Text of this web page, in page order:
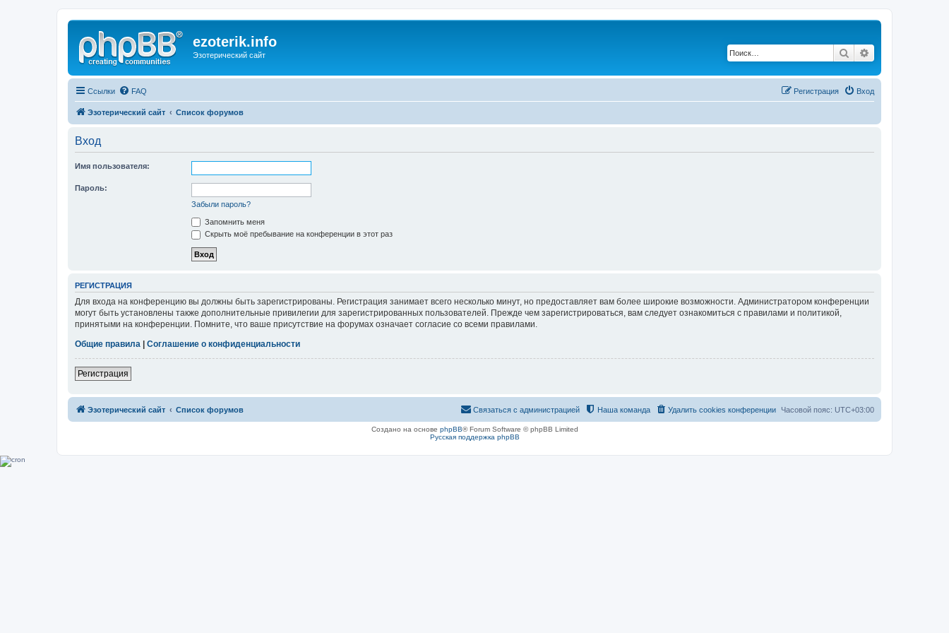
ezoterik.info
Эзотерический сайт Поиск
Ссылки FAQ Вход
Регистрация
Эзотерический сайт Список форумов
Вход
Имя пользователя:
Пароль:
Забыли пароль?
Запомнить меня
Скрыть моё пребывание на конференции в этот раз
РЕГИСТРАЦИЯ
Для входа на конференцию вы должны быть зарегистрированы. Регистрация занимает всего несколько минут, но предоставляет вам более широкие возможности. Администратором конференции
могут быть установлены также дополнительные привилегии для зарегистрированных пользователей. Прежде чем зарегистрироваться, вам следует ознакомиться с правилами и политикой,
принятыми на конференции. Помните, что ваше присутствие на форумах означает согласие со всеми правилами.
Общие правила
Соглашение о конфиденциальности
Регистрация
Эзотерический сайт Список форумов Часовой пояс: UTC+03:00
Удалить cookies конференции
Наша команда
Связаться с администрацией
Создано на основе phpBB® Forum Software © phpBB Limited
Русская поддержка phpBB